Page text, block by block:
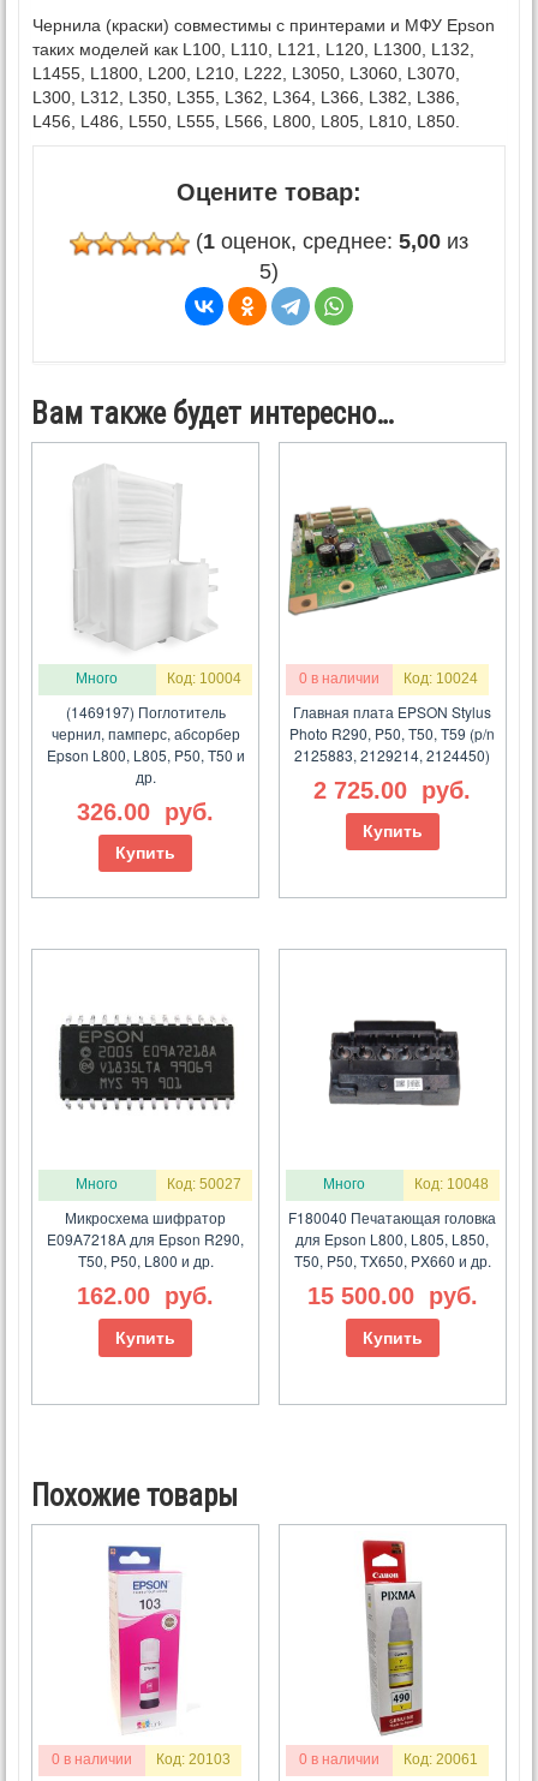
Чернила (краски) совместимы с принтерами и МФУ Epson
таких моделей как L100, L110, L121, L120, L1300, L132,
L1455, L1800, L200, L210, L222, L3050, L3060, L3070,
L300, L312, L350, L355, L362, L364, L366, L382, L386,
L456, L486, L550, L555, L566, L800, L805, L810, L850.
Оцените товар:
(1 оценок, среднее: 5,00 из
5)
Вам также будет интересно…
Много Код: 10004
(1469197) Поглотитель
чернил, памперс, абсорбер
Epson L800, L805, P50, T50 и
др.
326.00 руб.
Купить
0 в наличии Код: 10024
Главная плата EPSON Stylus
Photo R290, P50, T50, T59 (p/n
2125883, 2129214, 2124450)
2 725.00 руб.
Купить
Много Код: 50027
Микросхема шифратор
E09A7218A для Epson R290,
T50, P50, L800 и др.
162.00 руб.
Купить
Много Код: 10048
F180040 Печатающая головка
для Epson L800, L805, L850,
T50, P50, TX650, PX660 и др.
15 500.00 руб.
Купить
Похожие товары
0 в наличии Код: 20103 0 в наличии Код: 20061